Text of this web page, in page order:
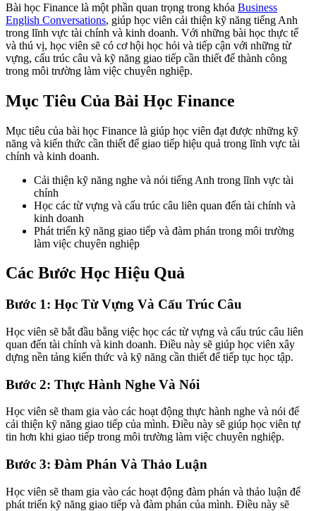
Bài học Finance là một phần quan trọng trong khóa Business
English Conversations, giúp học viên cải thiện kỹ năng tiếng Anh
trong lĩnh vực tài chính và kinh doanh. Với những bài học thực tế
và thú vị, học viên sẽ có cơ hội học hỏi và tiếp cận với những từ
vựng, cấu trúc câu và kỹ năng giao tiếp cần thiết để thành công
trong môi trường làm việc chuyên nghiệp.
Mục Tiêu Của Bài Học Finance
Mục tiêu của bài học Finance là giúp học viên đạt được những kỹ
năng và kiến thức cần thiết để giao tiếp hiệu quả trong lĩnh vực tài
chính và kinh doanh.
Cải thiện kỹ năng nghe và nói tiếng Anh trong lĩnh vực tài
chính
Học các từ vựng và cấu trúc câu liên quan đến tài chính và
kinh doanh
Phát triển kỹ năng giao tiếp và đàm phán trong môi trường
làm việc chuyên nghiệp
Các Bước Học Hiệu Quả
Bước 1: Học Từ Vựng Và Cấu Trúc Câu
Học viên sẽ bắt đầu bằng việc học các từ vựng và cấu trúc câu liên
quan đến tài chính và kinh doanh. Điều này sẽ giúp học viên xây
dựng nền tảng kiến thức và kỹ năng cần thiết để tiếp tục học tập.
Bước 2: Thực Hành Nghe Và Nói
Học viên sẽ tham gia vào các hoạt động thực hành nghe và nói để
cải thiện kỹ năng giao tiếp của mình. Điều này sẽ giúp học viên tự
tin hơn khi giao tiếp trong môi trường làm việc chuyên nghiệp.
Bước 3: Đàm Phán Và Thảo Luận
Học viên sẽ tham gia vào các hoạt động đàm phán và thảo luận để
phát triển kỹ năng giao tiếp và đàm phán của mình. Điều này sẽ